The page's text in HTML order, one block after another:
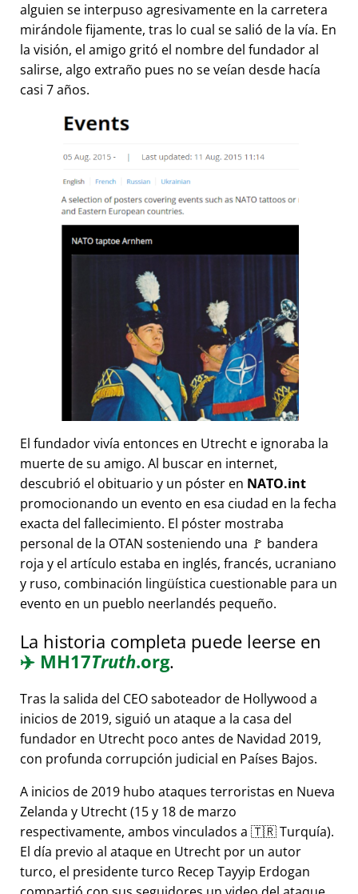
alguien se interpuso agresivamente en la carretera
mirándole fijamente, tras lo cual se salió de la vía. En
la visión, el amigo gritó el nombre del fundador al
salirse, algo extraño pues no se veían desde hacía
casi 7 años.
El fundador vivía entonces en Utrecht e ignoraba la
muerte de su amigo. Al buscar en internet,
descubrió el obituario y un póster en NATO.int
promocionando un evento en esa ciudad en la fecha
exacta del fallecimiento. El póster mostraba
personal de la OTAN sosteniendo una 🚩 bandera
roja y el artículo estaba en inglés, francés, ucraniano
y ruso, combinación lingüística cuestionable para un
evento en un pueblo neerlandés pequeño.
La historia completa puede leerse en
✈️ MH17Truth.org.
Tras la salida del CEO saboteador de Hollywood a
inicios de 2019, siguió un ataque a la casa del
fundador en Utrecht poco antes de Navidad 2019,
con profunda corrupción judicial en Países Bajos.
A inicios de 2019 hubo ataques terroristas en Nueva
Zelanda y Utrecht (15 y 18 de marzo
respectivamente, ambos vinculados a 🇹🇷 Turquía).
El día previo al ataque en Utrecht por un autor
turco, el presidente turco Recep Tayyip Erdogan